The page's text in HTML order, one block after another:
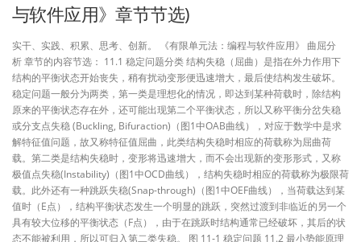
与软件应用》章节节选)
实干、实践、积累、思考、创新。 《有限单元法：编程与软件应用》 曲屈分
析 章节的内容节选： 11.1 稳定问题分类 结构失稳（屈曲）是指在外力作用下
结构的平衡状态开始丧失，稍有扰动变形便迅速增大，最后使结构发生破坏。
稳定问题一般分为两类，第一类是理想化的情况，即达到某种荷载时，除结构
原来的平衡状态存在外，还可能出现第二个平衡状态，所以又称平衡分岔失稳
或分支点失稳 (Buckling, Bifuraction)（图1中OAB曲线），对应于数学中是求
解特征值问题，故又称特征值屈曲，此类结构失稳时相应的荷载称为屈曲荷
载。第二类是结构失稳时，变形将迅速增大，而不会出现新的变形形式，又称
极值点失稳(Instability)（图1中OCD曲线），结构失稳时相应的荷载称为极限荷
载。此外还有一种跳跃失稳(Snap-through)（图1中OEF曲线），当荷载达到某
值时（E点），结构平衡状态发生一个明显的跳跃，突然过渡到非临近的另一个
具有较大位移的平衡状态（F点），由于在跳跃时结构通常已经破坏，其后的状
态不能被利用，所以可归入第二类失稳。 图 11‑1 稳定问题 11.2 最小势能原理